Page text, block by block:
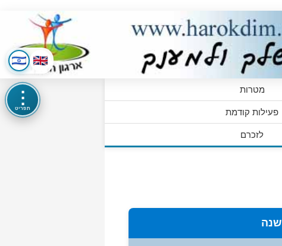
⋮
תפריט
מטרות
פעילות קודמת
לזכרם
שנה